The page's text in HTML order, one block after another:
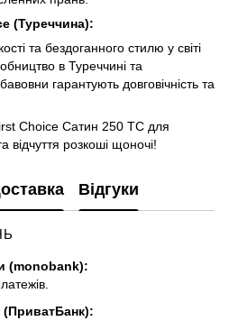
(Туреччина):
та бездоганного стилю у світі
в Туреччині та
гарантують довговічність та
Choice Сатин 250 TC для
розкоші щоночі!
Відгуки
(monobank):